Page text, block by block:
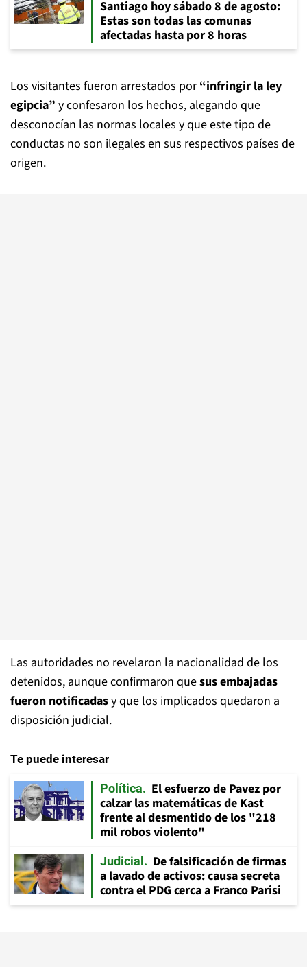
Santiago hoy sábado 8 de agosto:
Estas son todas las comunas
afectadas hasta por 8 horas
Los visitantes fueron arrestados por“infringir la ley
egipcia” y confesaron los hechos, alegando que
desconocían las normas locales y que este tipo de
conductas no son ilegales en sus respectivos países de
origen.
Las autoridades no revelaron la nacionalidad de los
detenidos, aunque confirmaron quesus embajadas
fueron notificadasy que los implicados quedaron a
disposición judicial.
Te puede interesar
Política
El esfuerzo de Pavez por
calzar las matemáticas de Kast
frente al desmentido de los "218
mil robos violento"
Judicial
De falsificación de firmas
a lavado de activos: causa secreta
contra el PDG cerca a Franco Parisi